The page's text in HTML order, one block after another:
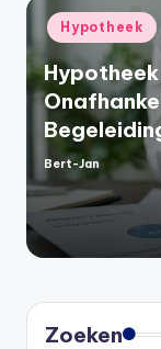
Geplaatst
in
Hypotheek
Geplaatst
door
Bert-Jan
Zoeken